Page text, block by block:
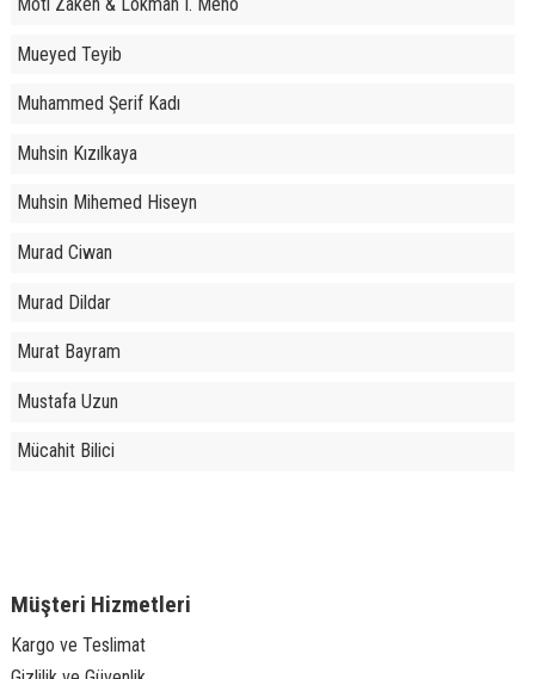
Mueyed Teyib
Muhammed Şerif Kadı
Muhsin Kızılkaya
Muhsin Mihemed Hiseyn
Murad Ciwan
Murad Dildar
Murat Bayram
Mustafa Uzun
Mücahit Bilici
Müşteri Hizmetleri
Kargo ve Teslimat